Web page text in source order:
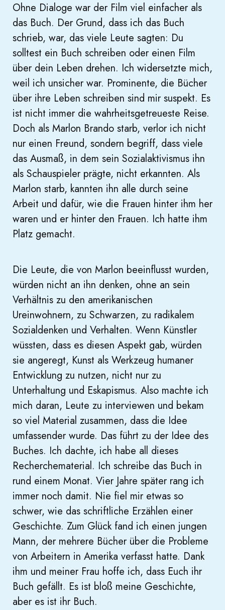
Ohne Dialoge war der Film viel einfacher als
das Buch. Der Grund, dass ich das Buch
schrieb, war, das viele Leute sagten: Du
solltest ein Buch schreiben oder einen Film
über dein Leben drehen. Ich widersetzte mich,
weil ich unsicher war. Prominente, die Bücher
über ihre Leben schreiben sind mir suspekt. Es
ist nicht immer die wahrheitsgetreueste Reise.
Doch als Marlon Brando starb, verlor ich nicht
nur einen Freund, sondern begriff, dass viele
das Ausmaß, in dem sein Sozialaktivismus ihn
als Schauspieler prägte, nicht erkannten. Als
Marlon starb, kannten ihn alle durch seine
Arbeit und dafür, wie die Frauen hinter ihm her
waren und er hinter den Frauen. Ich hatte ihm
Platz gemacht.
Die Leute, die von Marlon beeinflusst wurden,
würden nicht an ihn denken, ohne an sein
Verhältnis zu den amerikanischen
Ureinwohnern, zu Schwarzen, zu radikalem
Sozialdenken und Verhalten. Wenn Künstler
wüssten, dass es diesen Aspekt gab, würden
sie angeregt, Kunst als Werkzeug humaner
Entwicklung zu nutzen, nicht nur zu
Unterhaltung und Eskapismus. Also machte ich
mich daran, Leute zu interviewen und bekam
so viel Material zusammen, dass die Idee
umfassender wurde. Das führt zu der Idee des
Buches. Ich dachte, ich habe all dieses
Recherchematerial. Ich schreibe das Buch in
rund einem Monat. Vier Jahre später rang ich
immer noch damit. Nie fiel mir etwas so
schwer, wie das schriftliche Erzählen einer
Geschichte. Zum Glück fand ich einen jungen
Mann, der mehrere Bücher über die Probleme
von Arbeitern in Amerika verfasst hatte. Dank
ihm und meiner Frau hoffe ich, dass Euch ihr
Buch gefällt. Es ist bloß meine Geschichte,
aber es ist ihr Buch.